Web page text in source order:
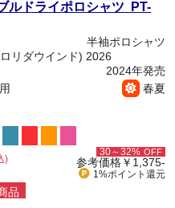
ルドライポロシャツ PT-
半袖ポロシャツ
リダウインド) 2026
2024年発売
春夏
)
30～32% OFF
参考価格￥1,375-
1%ポイント 還元
品